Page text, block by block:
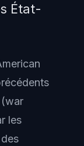
État-
les